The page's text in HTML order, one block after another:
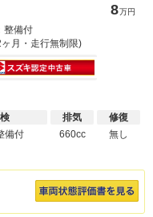
8万円
整備付
月・走行無制限)
備付
排気
660cc
修復
無し